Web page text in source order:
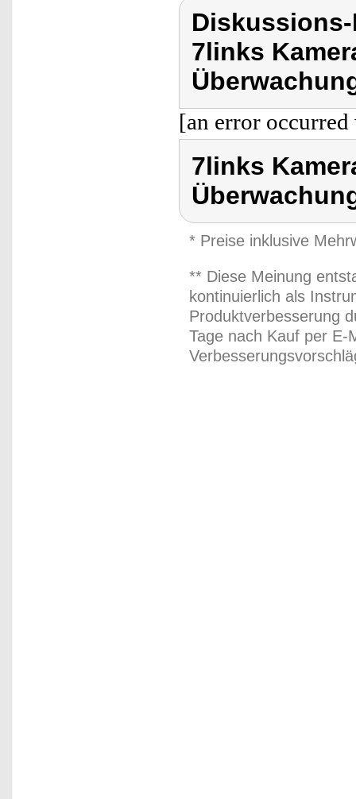
7links
[an error
7links
* Preise inklusive
** Diese Meinung
kontinuierlich als
Produktverbesserung
Tage nach Kauf per E-